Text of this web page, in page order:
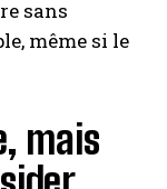
sans
même si le
mais